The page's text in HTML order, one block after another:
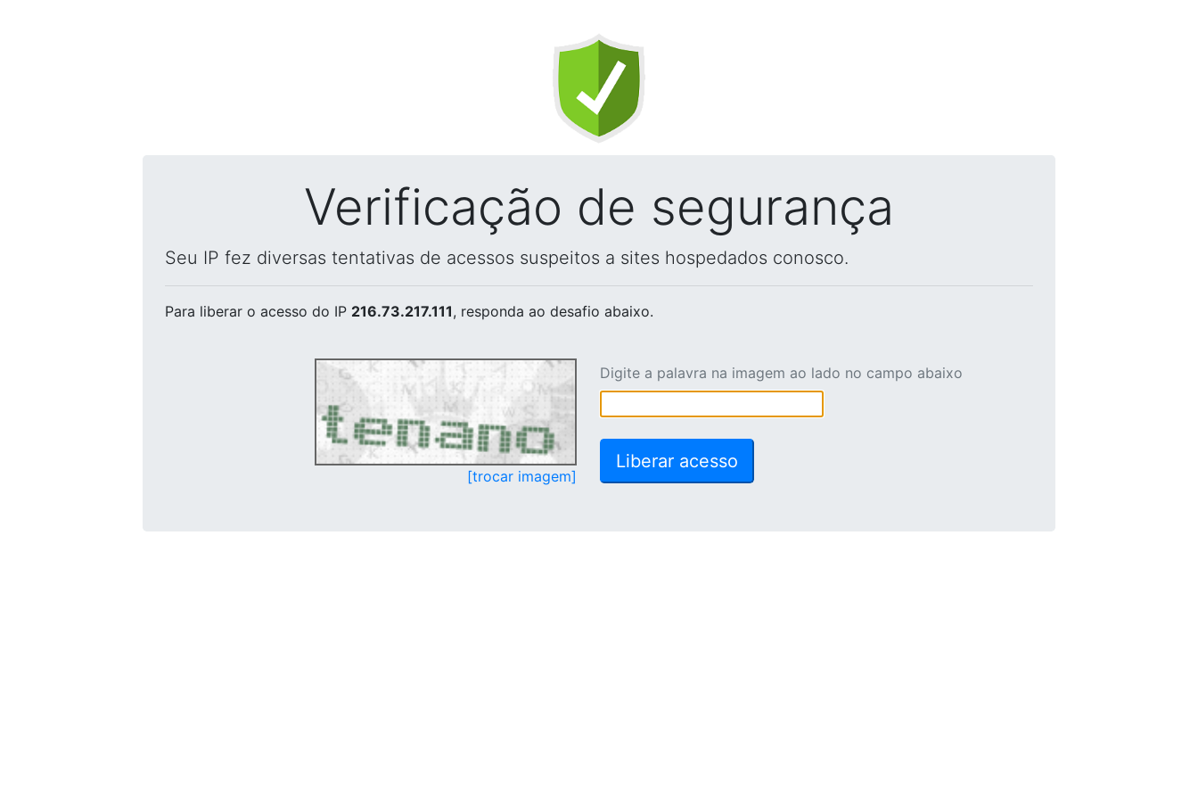
Verificação de segurança
Seu IP fez diversas tentativas de acessos suspeitos a sites hospedados conosco.
Para liberar o acesso do IP 216.73.217.111, responda ao desafio abaixo.
[trocar imagem]
Digite a palavra na imagem ao lado no campo abaixo